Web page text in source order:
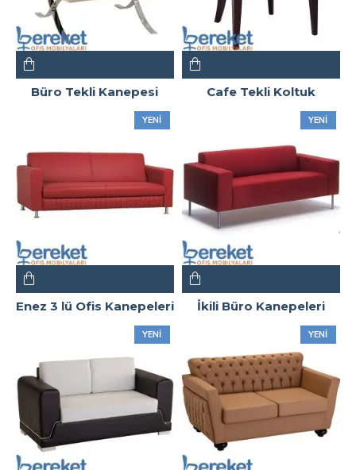
Büro Tekli Kanepesi Cafe Tekli Koltuk
YENI
Enez 3 lü Ofis Kanepeleri
YENI
İkili Büro Kanepeleri
YENI YENI